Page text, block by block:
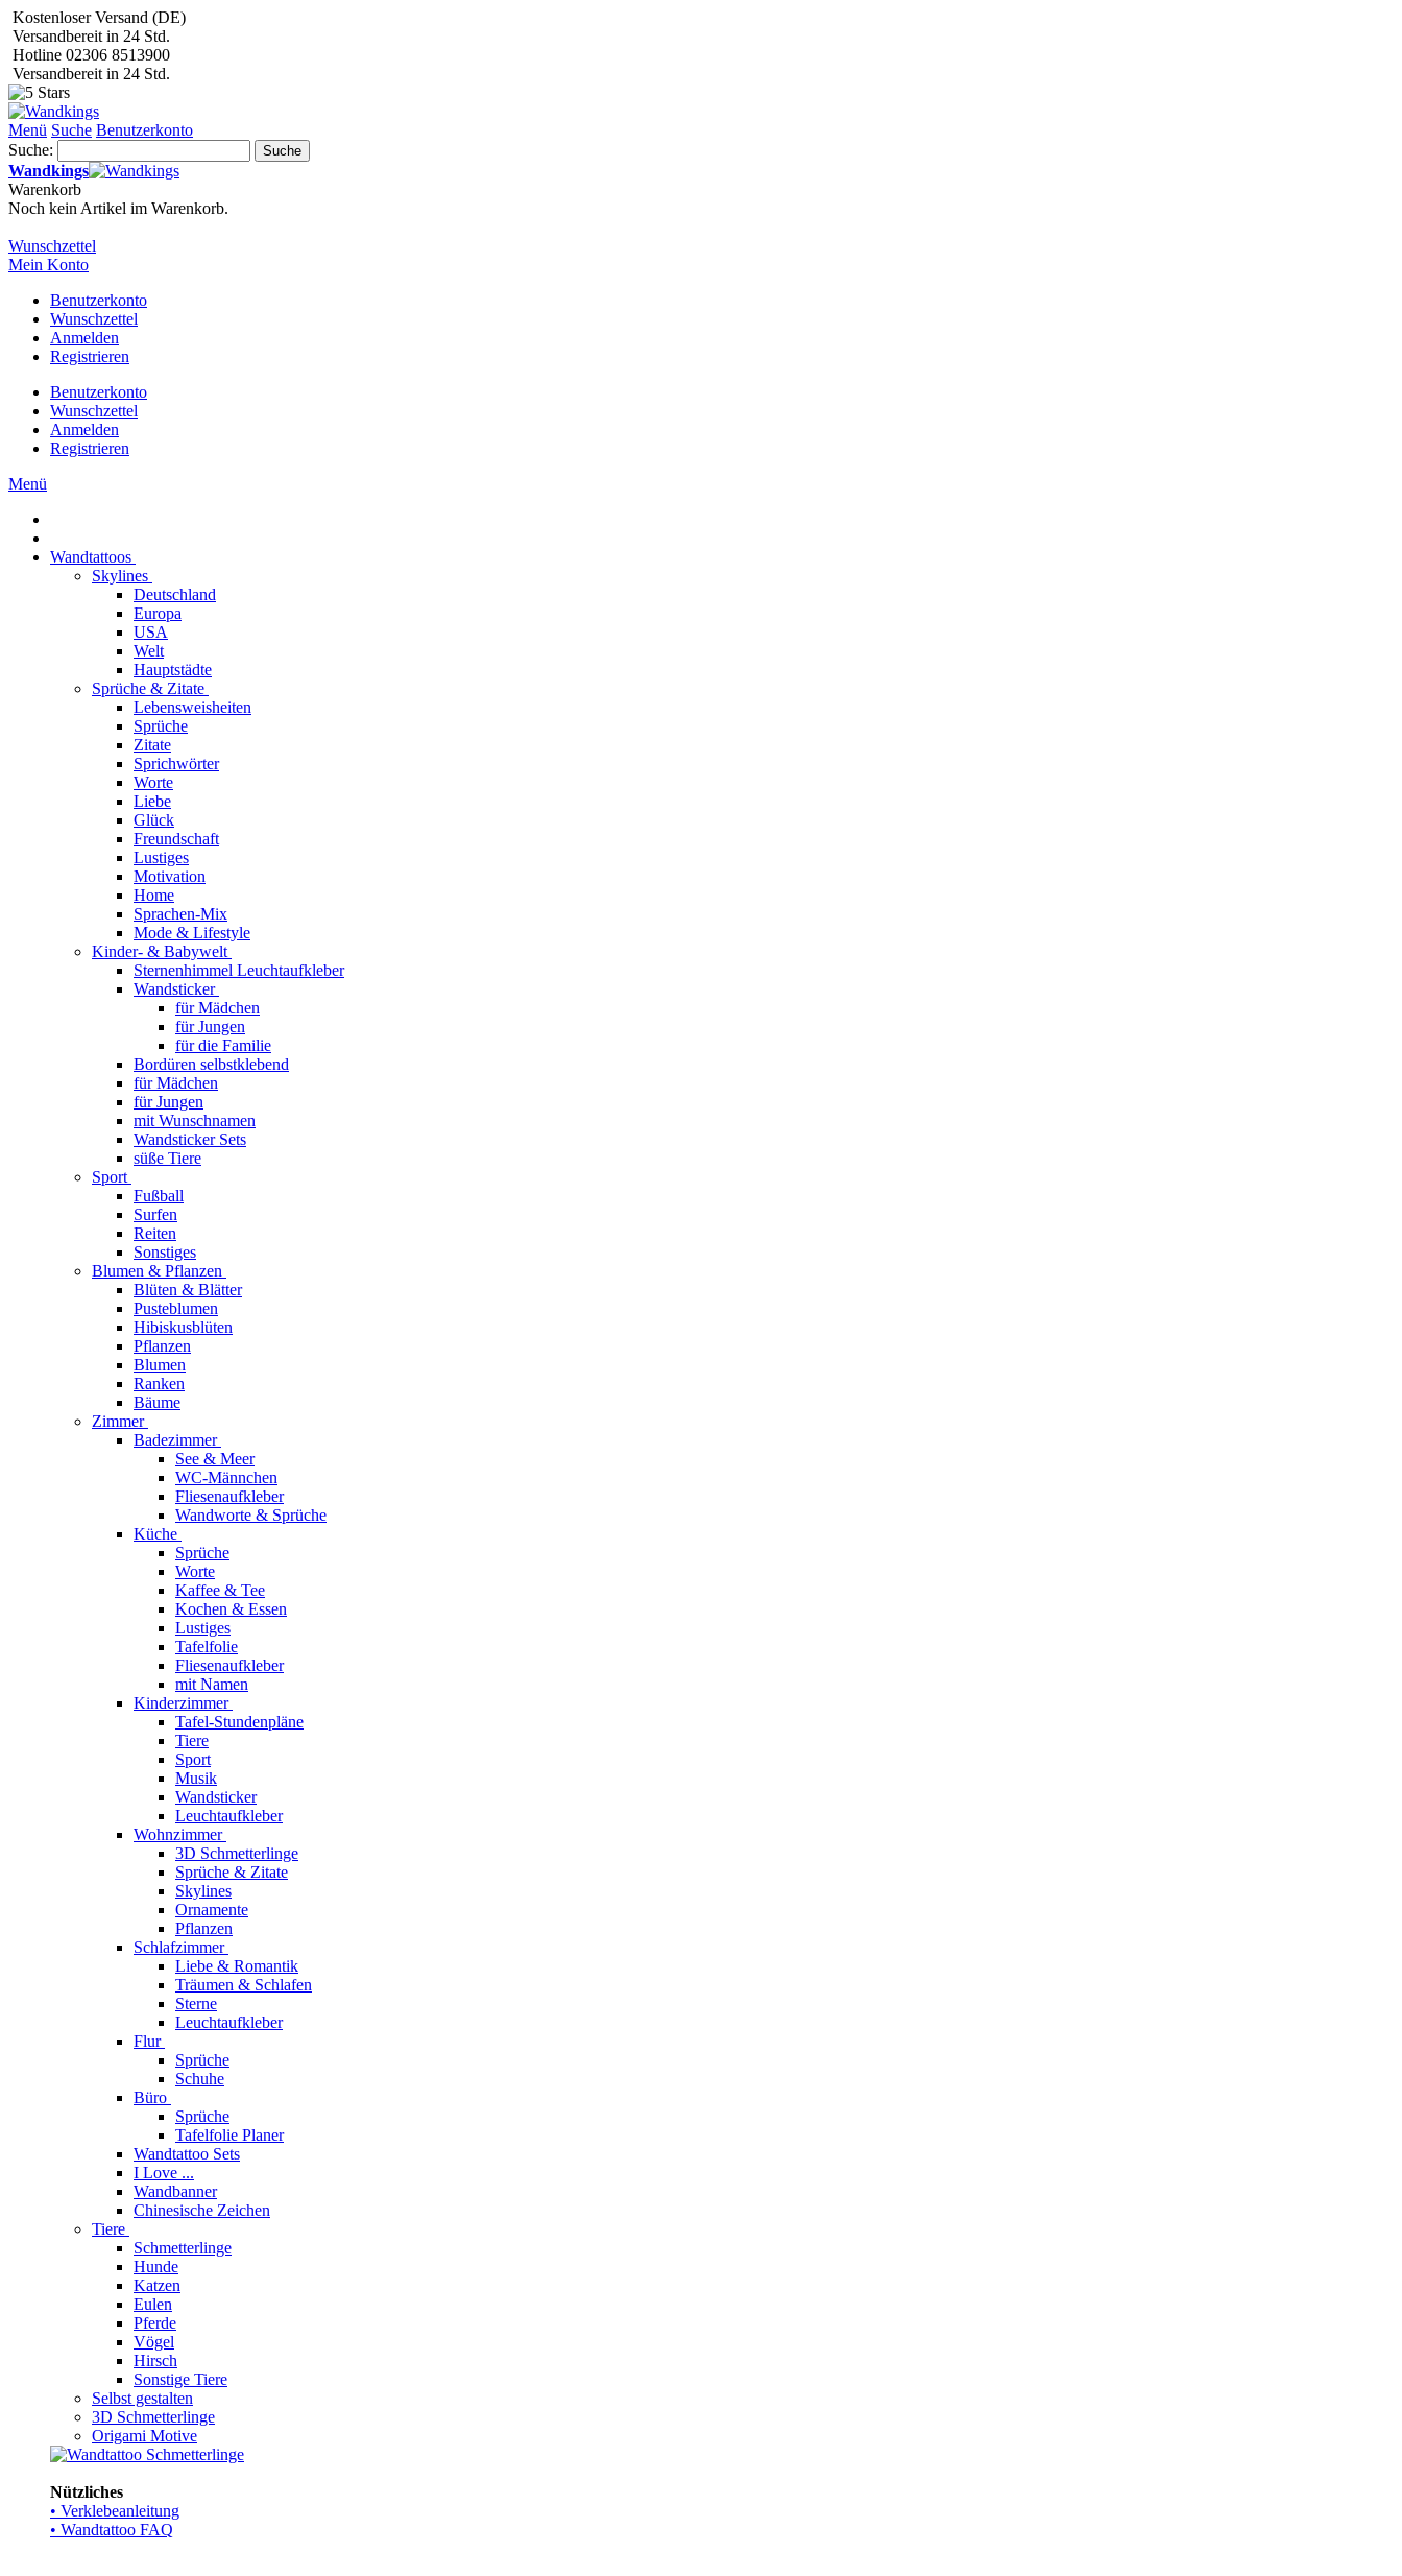
Kostenloser Versand (DE)
Versandbereit in 24 Std.
Hotline 02306 8513900
Versandbereit in 24 Std.
Menü Suche Benutzerkonto
Suche:
Suche
Wandkings
Warenkorb
Noch kein Artikel im Warenkorb.
Wunschzettel
Mein Konto
Benutzerkonto
Wunschzettel
Anmelden
Registrieren
Benutzerkonto
Wunschzettel
Anmelden
Registrieren
Menü
Wandtattoos
Skylines
Deutschland
Europa
USA
Welt
Hauptstädte
Sprüche & Zitate
Lebensweisheiten
Sprüche
Zitate
Sprichwörter
Worte
Liebe
Glück
Freundschaft
Lustiges
Motivation
Home
Sprachen-Mix
Mode & Lifestyle
Kinder- & Babywelt
Sternenhimmel Leuchtaufkleber
Wandsticker
für Mädchen
für Jungen
für die Familie
Bordüren selbstklebend
für Mädchen
für Jungen
mit Wunschnamen
Wandsticker Sets
süße Tiere
Sport
Fußball
Surfen
Reiten
Sonstiges
Blumen & Pflanzen
Blüten & Blätter
Pusteblumen
Hibiskusblüten
Pflanzen
Blumen
Ranken
Bäume
Zimmer
Badezimmer
See & Meer
WC-Männchen
Fliesenaufkleber
Wandworte & Sprüche
Küche
Sprüche
Worte
Kaffee & Tee
Kochen & Essen
Lustiges
Tafelfolie
Fliesenaufkleber
mit Namen
Kinderzimmer
Tafel-Stundenpläne
Tiere
Sport
Musik
Wandsticker
Leuchtaufkleber
Wohnzimmer
3D Schmetterlinge
Sprüche & Zitate
Skylines
Ornamente
Pflanzen
Schlafzimmer
Liebe & Romantik
Träumen & Schlafen
Sterne
Leuchtaufkleber
Flur
Sprüche
Schuhe
Büro
Sprüche
Tafelfolie Planer
Wandtattoo Sets
I Love ...
Wandbanner
Chinesische Zeichen
Tiere
Schmetterlinge
Hunde
Katzen
Eulen
Pferde
Vögel
Hirsch
Sonstige Tiere
Selbst gestalten
3D Schmetterlinge
Origami Motive
Nützliches
• Verklebeanleitung
• Wandtattoo FAQ